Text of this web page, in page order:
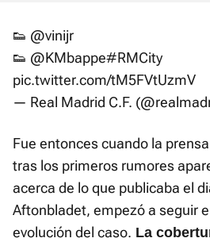
👟 @vinijr
👟 @KMbappe#RMCity
pic.twitter.com/tM5FVtUzmV
— Real Madrid C.F.
Fue entonces cuando la
tras los primeros rumores
acerca de lo que publicaba el
Aftonbladet, empezó a seguir
evolución del caso. La